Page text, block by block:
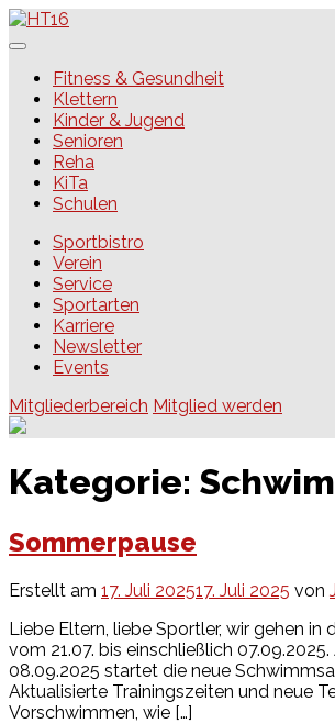
Skip
to
HT16Fitness & Gesundheit
Klettern
Kinder & Jugend
Senioren
Reha
KiTa
Schulen
Sportbistro
Verein
Service
Sportarten
Karriere
Newsletter
Events
Mitgliederbereich Mitglied werden
Kategorie:
Sommerpause
Erstellt am 17. Juli 202517. Juli 2025 von
Liebe Eltern, liebe Sportler, wir gehen in
vom 21.07. bis einschließlich
08.09.2025 startet die neue
Aktualisierte Trainingszeiten und neue
Vorschwimmen, wie […]